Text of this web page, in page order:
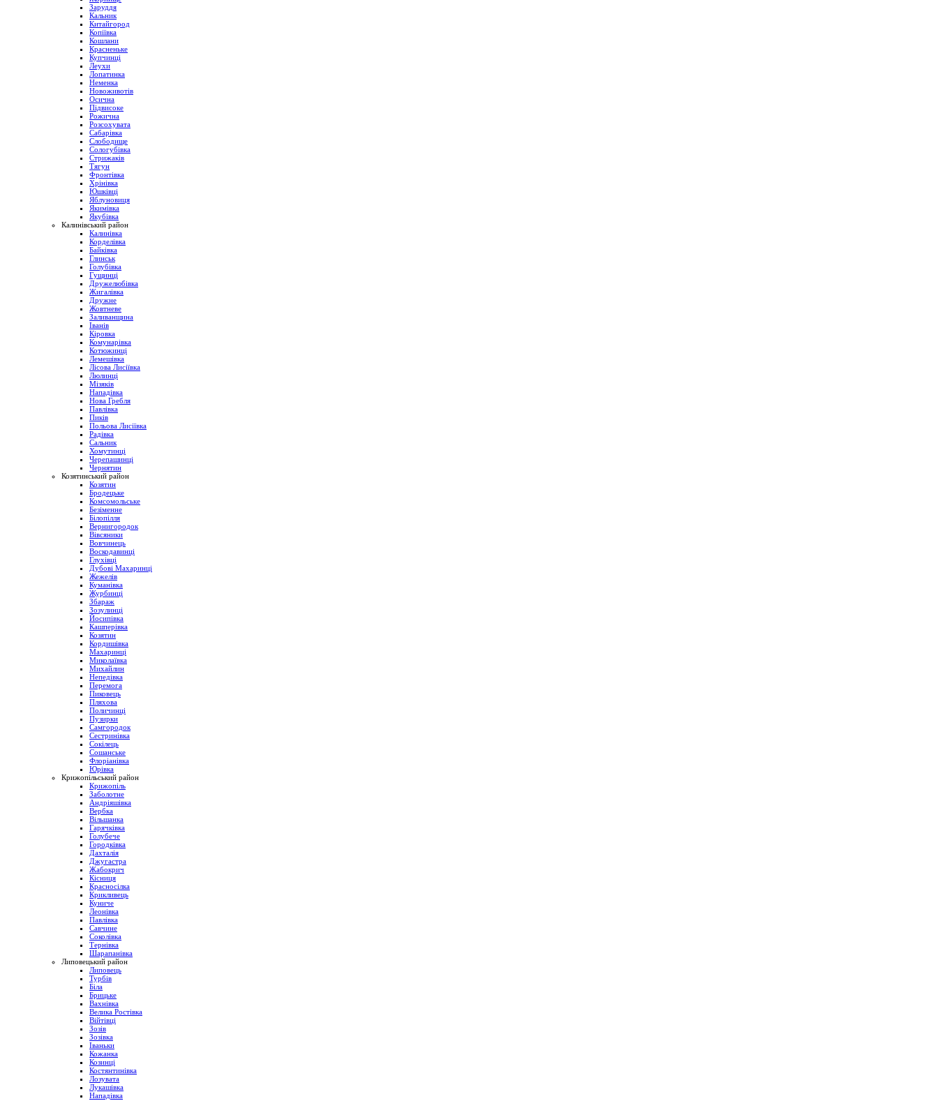
Заруддя
Кальник
Китайгород
Копіївка
Кошлани
Красненьке
Купчинці
Леухи
Лопатинка
Неменка
Новоживотів
Осична
Підвисоке
Рожична
Розсохувата
Сабарівка
Слободище
Сологубівка
Стрижаків
Тягун
Фронтівка
Хрінівка
Юшківці
Яблуновиця
Якимівка
Якубівка
Калинівський район
Калинівка
Корделівка
Байківка
Глинськ
Голубівка
Гущинці
Дружелюбівка
Жигалівка
Дружне
Жовтневе
Заливанщина
Іванів
Кіровка
Комунарівка
Котюжинці
Лемешівка
Лісова Лисіївка
Люлинці
Мізяків
Нападівка
Нова Гребля
Павлівка
Пиків
Польова Лисіївка
Радівка
Сальник
Хомутинці
Черепашинці
Чернятин
Козятинський район
Козятин
Бродецьке
Комсомольське
Безіменне
Білопілля
Вернигородок
Вівсяники
Вовчинець
Воскодавинці
Глухівці
Дубові Махаринці
Жежелів
Куманівка
Журбинці
Збараж
Зозулинці
Йосипівка
Кашперівка
Козятин
Кордишівка
Махаринці
Миколаївка
Михайлин
Непедівка
Перемога
Пиковець
Пляхова
Поличинці
Пузирки
Самгородок
Сестринівка
Сокілець
Сошанське
Флоріанівка
Юрівка
Крижопільський район
Крижопіль
Заболотне
Андріяшівка
Вербка
Вільшанка
Гарячківка
Голубече
Городківка
Дахталія
Джугастра
Жабокрич
Кісниця
Красносілка
Крикливець
Куниче
Леонівка
Павлівка
Савчине
Соколівка
Тернівка
Шарапанівка
Липовецький район
Липовець
Турбів
Біла
Брицьке
Вахнівка
Велика Ростівка
Війтівці
Зозів
Зозівка
Іваньки
Кожанка
Козинці
Костянтинівка
Лозувата
Лукашівка
Нападівка